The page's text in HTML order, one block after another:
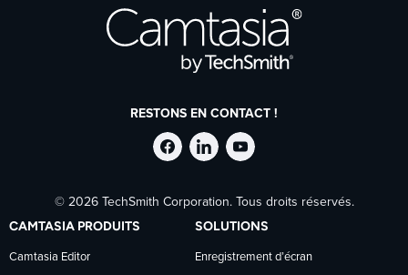
RESTONS EN CONTACT !
Suivre
TechSmith
sur
Suivre
TechSmith
sur
Suivre
TechSmith
sur
© 2026 TechSmith Corporation. Tous droits réservés.
CAMTASIA PRODUITS
Camtasia Editor
SOLUTIONS
Enregistrement d’écran